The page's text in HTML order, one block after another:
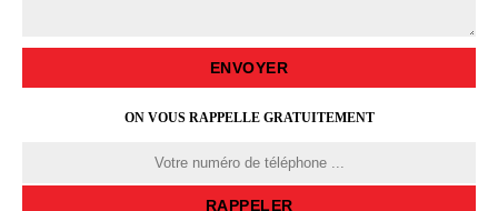
ON VOUS RAPPELLE GRATUITEMENT